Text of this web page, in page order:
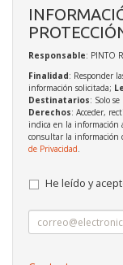
Responsable: PINTO
Finalidad: Responder
información solicitada;
Destinatarios: Solo
Derechos: Acceder,
indica en la información
consultar la información
de Privacidad.
He leído y